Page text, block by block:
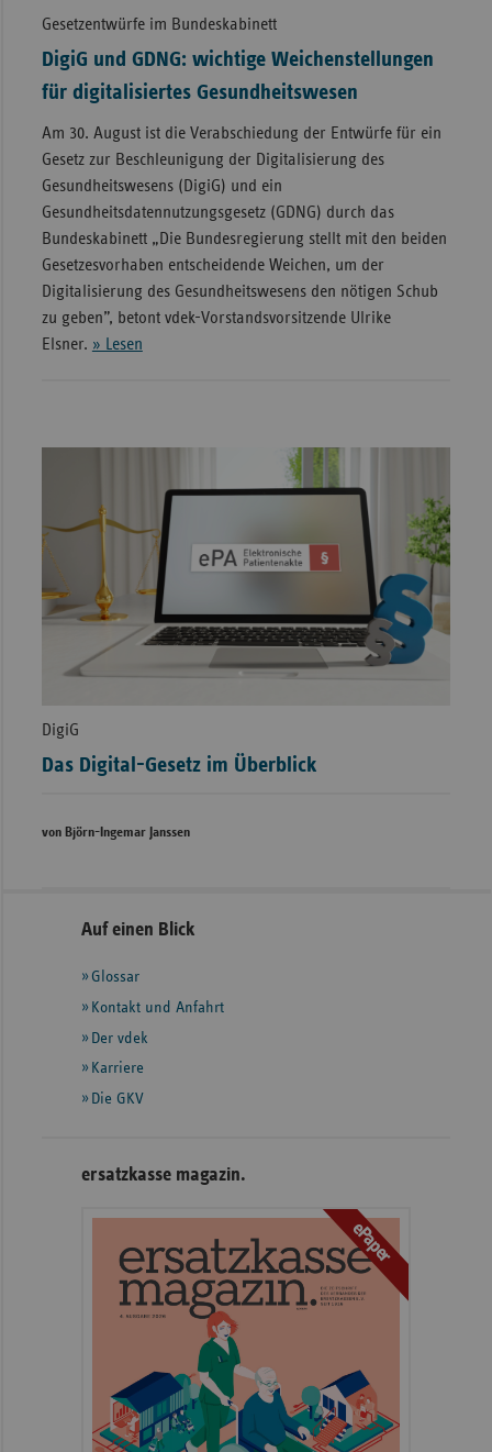
Gesetzentwürfe im Bundeskabinett
DigiG und GDNG: wichtige Weichenstellungen
für digitalisiertes Gesundheitswesen
Am 30. August ist die Verabschiedung der Entwürfe für ein
Gesetz zur Beschleunigung der Digitalisierung des
Gesundheitswesens (DigiG) und ein
Gesundheitsdatennutzungsgesetz (GDNG) durch das
Bundeskabinett „Die Bundesregierung stellt mit den beiden
Gesetzesvorhaben entscheidende Weichen, um der
Digitalisierung des Gesundheitswesens den nötigen Schub
zu geben”, betont vdek-Vorstandsvorsitzende Ulrike
Elsner. » Lesen
DigiG
Das Digital-Gesetz im Überblick
von Björn-Ingemar Janssen
Seitennavigation
Seitenleiste
weiteren
Informationen
Auf einen Blick
Glossar
Kontakt und Anfahrt
Der vdek
Karriere
Die GKV
ersatzkasse magazin.
ePaper